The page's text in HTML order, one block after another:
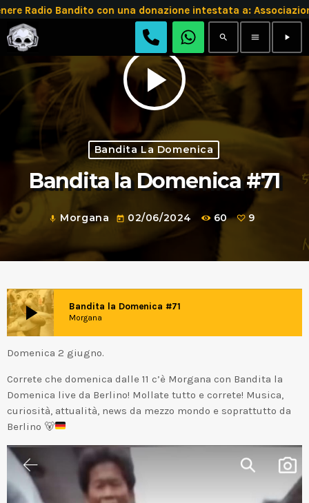
Bandito con una donazione intestata a: Associazione
search menu play_arrow
play_arrow
Bandita La Domenica
Bandita la Domenica #71
mic Morgana today 02/06/2024 60 9
play_arrow Bandita la Domenica #71
Morgana
Domenica 2 giugno.
Correte che domenica dalle 11 c’è Morgana con Bandita la
Domenica live da Berlino! Mollate tutto e correte! Musica,
curiosità, attualità, news da mezzo mondo e soprattutto da
Berlino 🐻